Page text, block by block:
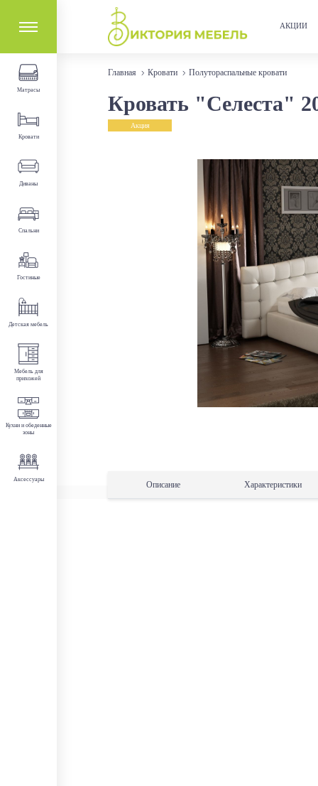
АКЦИИ
Матрасы
Кровати
Диваны
Спальни
Гостиные
Детская мебель
Мебель для
прихожей
Кухни и обеденные
зоны
Аксессуары
Главная Кровати Полутораспальные кровати
Кровать "Селеста"
Акция
Описание Характеристики